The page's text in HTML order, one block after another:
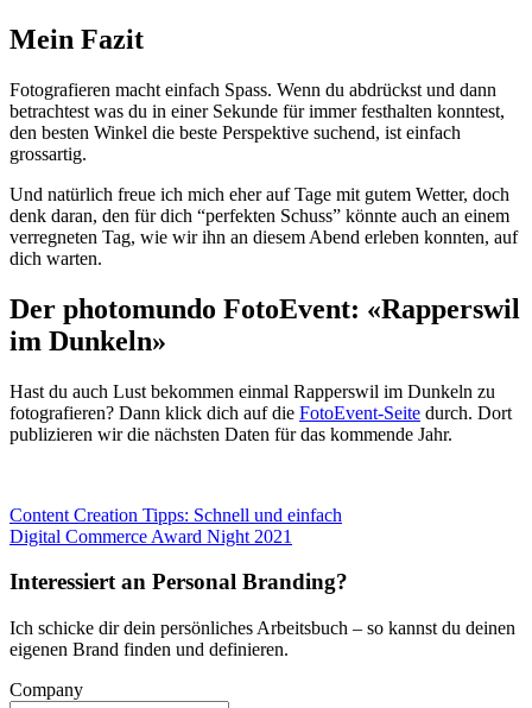
Mein Fazit
Fotografieren macht einfach Spass. Wenn du abdrückst und dann
betrachtest was du in einer Sekunde für immer festhalten konntest,
den besten Winkel die beste Perspektive suchend, ist einfach
grossartig.
Und natürlich freue ich mich eher auf Tage mit gutem Wetter, doch
denk daran, den für dich “perfekten Schuss” könnte auch an einem
verregneten Tag, wie wir ihn an diesem Abend erleben konnten, auf
dich warten.
Der photomundo FotoEvent: «Rapperswil
im Dunkeln»
Hast du auch Lust bekommen einmal Rapperswil im Dunkeln zu
fotografieren? Dann klick dich auf die FotoEvent-Seite durch. Dort
publizieren wir die nächsten Daten für das kommende Jahr.
Beitragsnavigation
Content Creation Tipps: Schnell und einfach
Digital Commerce Award Night 2021
Interessiert an Personal Branding?
Ich schicke dir dein persönliches Arbeitsbuch – so kannst du deinen
eigenen Brand finden und definieren.
Company